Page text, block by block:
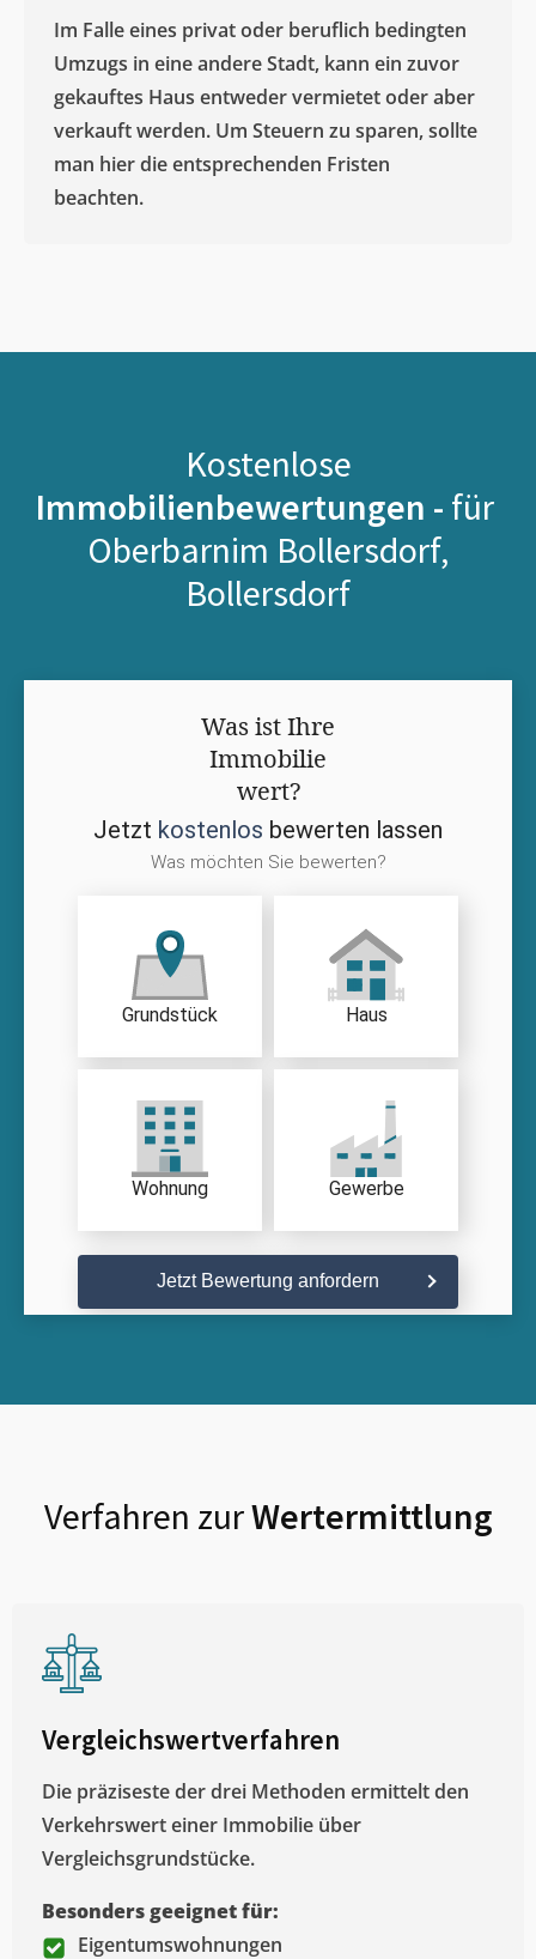
Im Falle eines privat oder beruflich bedingten
Umzugs in eine andere Stadt, kann ein zuvor
gekauftes Haus entweder vermietet oder aber
verkauft werden. Um Steuern zu sparen, sollte
man hier die entsprechenden Fristen
beachten.
Kostenlose
Immobilienbewertungen - für
Oberbarnim Bollersdorf,
Bollersdorf
Was ist Ihre
Immobilie
wert?
Jetzt kostenlos bewerten lassen
Was möchten Sie bewerten?
Grundstück Haus
Wohnung Gewerbe
Jetzt Bewertung anfordern
Verfahren zurWertermittlung
Vergleichswertverfahren
Die präziseste der drei Methoden ermittelt den
Verkehrswert einer Immobilie über
Vergleichsgrundstücke.
Besonders geeignet für:
Eigentumswohnungen